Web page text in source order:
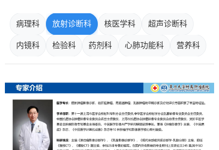
病理科 放射诊断科 核医学科 超声诊断科
内镜科 检验科 药剂科 心肺功能科 营养科